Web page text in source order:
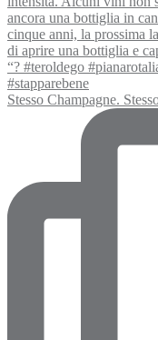
Stesso Champagne.